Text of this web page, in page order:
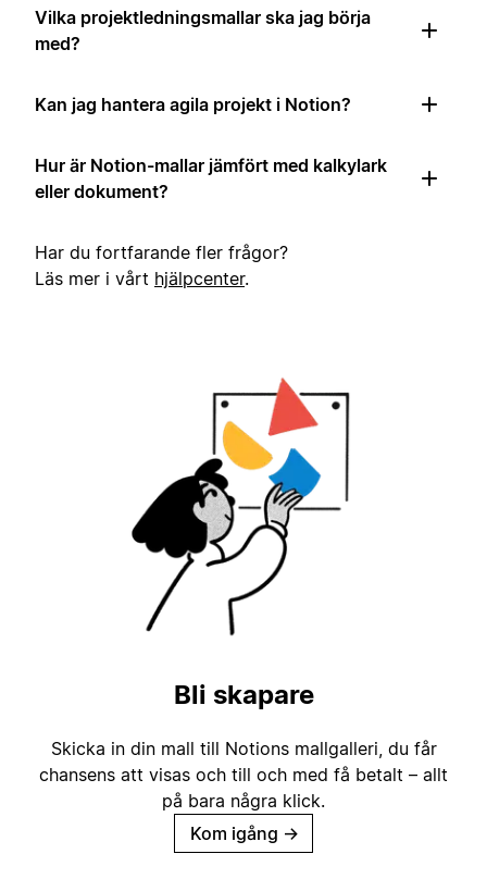
Vilka projektledningsmallar ska jag börja
med?
Kan jag hantera agila projekt i Notion?
Hur är Notion-mallar jämfört med kalkylark
eller dokument?
Har du fortfarande fler frågor?
Läs mer i vårt hjälpcenter.
Bli skapare
Skicka in din mall till Notions mallgalleri, du får
chansens att visas och till och med få betalt – allt
på bara några klick.
Kom igång →